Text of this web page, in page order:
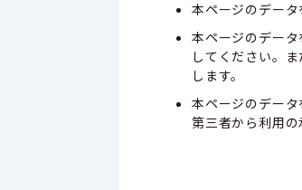
本ページのデー
本ページのデー
してください。
します。
本ページのデー
第三者から利用の